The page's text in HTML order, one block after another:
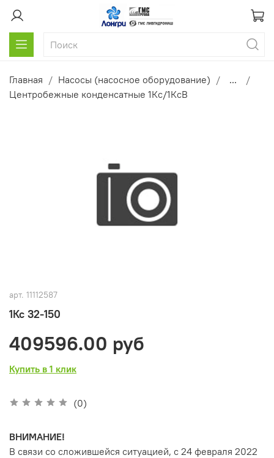
Главная Насосы (насосное оборудование)
...
Центробежные конденсатные 1Кс/1КсВ
арт. 11112587
1Кс 32-150
(0)
409596.00 руб
Купить в 1 клик
ВНИМАНИЕ!
В связи со сложившейся ситуацией, с 24 февраля 2022